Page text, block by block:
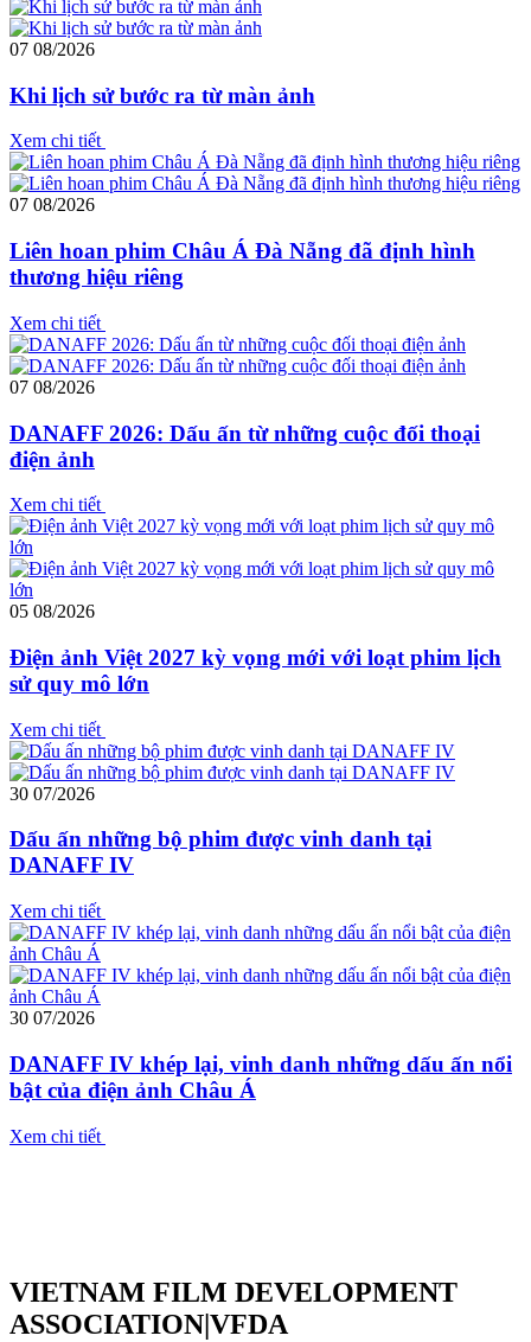
07 08/2026
Khi lịch sử bước ra từ màn ảnh
Xem chi tiết
07 08/2026
Liên hoan phim Châu Á Đà Nẵng đã định hình
thương hiệu riêng
Xem chi tiết
07 08/2026
DANAFF 2026: Dấu ấn từ những cuộc đối thoại
điện ảnh
Xem chi tiết
05 08/2026
Điện ảnh Việt 2027 kỳ vọng mới với loạt phim lịch
sử quy mô lớn
Xem chi tiết
30 07/2026
Dấu ấn những bộ phim được vinh danh tại
DANAFF IV
Xem chi tiết
30 07/2026
DANAFF IV khép lại, vinh danh những dấu ấn nổi
bật của điện ảnh Châu Á
Xem chi tiết
VIETNAM FILM DEVELOPMENT
ASSOCIATION|VFDA